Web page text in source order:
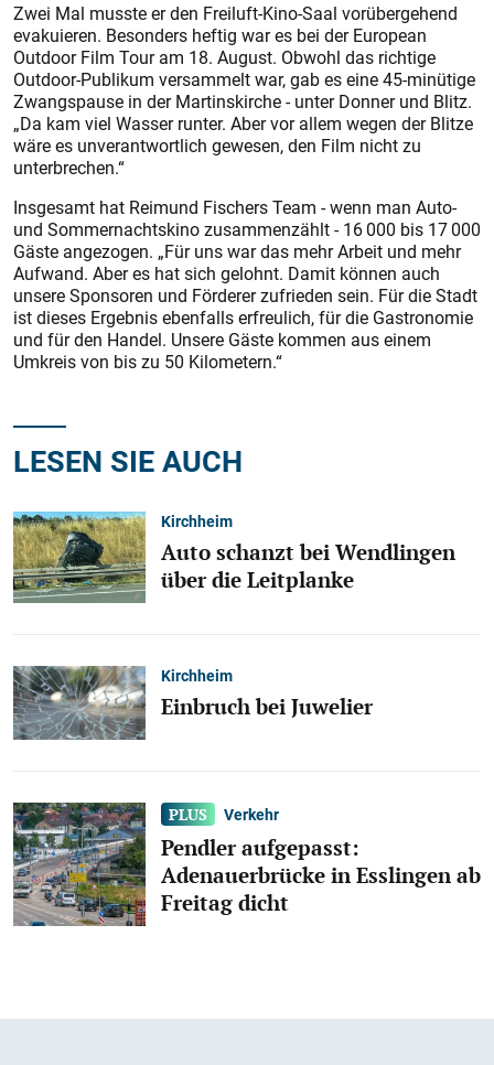
Zwei Mal musste er den Freiluft-Kino-Saal vorübergehend
evakuieren. Besonders heftig war es bei der European
Outdoor Film Tour am 18. August. Obwohl das richtige
Outdoor-Publikum versammelt war, gab es eine 45-minütige
Zwangspause in der Martinskirche - unter Donner und Blitz.
„Da kam viel Wasser runter. Aber vor allem wegen der Blitze
wäre es unverantwortlich gewesen, den Film nicht zu
unterbrechen.“
Insgesamt hat Reimund Fischers Team - wenn man Auto-
und Sommernachtskino zusammenzählt - 16 000 bis 17 000
Gäste angezogen. „Für uns war das mehr Arbeit und mehr
Aufwand. Aber es hat sich gelohnt. Damit können auch
unsere Sponsoren und Förderer zufrieden sein. Für die Stadt
ist dieses Ergebnis ebenfalls erfreulich, für die Gastronomie
und für den Handel. Unsere Gäste kommen aus einem
Umkreis von bis zu 50 Kilometern.“
LESEN SIE AUCH
Kirchheim
Auto schanzt bei Wendlingen
über die Leitplanke
Kirchheim
Einbruch bei Juwelier
Verkehr
Pendler aufgepasst:
Adenauerbrücke in Esslingen ab
Freitag dicht